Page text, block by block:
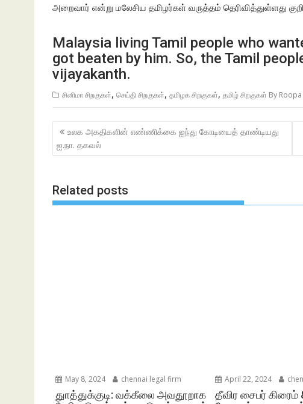
அறைவார் என்று மலேசிய தமிழர்கள் வருத்தம் தெரிவித்துள்ளது
Malaysia living Tamil people who
got beaten by him. So, the Tamil
vijayakanth.
சினிமா சிறகுகள், செய்தி சிறகுகள், தமிழக சிறகுகள், தமிழ் சிறகுகள் By
Post
navigation
உலக அகதிகளின் எண்ணிக்கை ஐந்து கோடியைத் தாண்டியது
ஐ.நா. தகவல்
Related posts
May 8, 2024 chennai legal firm
துாத்துக்குடி: வக்கீலை அவதூறாக
April 22, 2024
தீவிர சைபர் கிரைம்